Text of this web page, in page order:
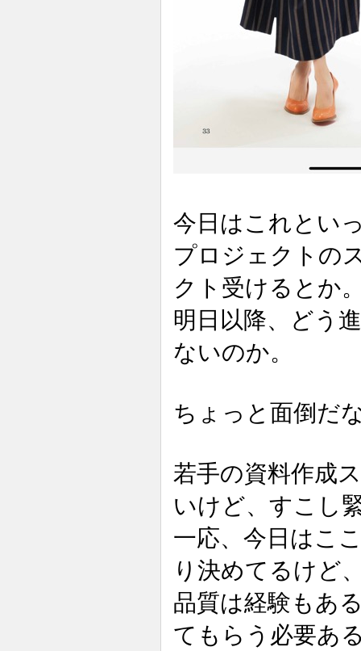
今日はこれとい
プロジェクトの
クト受けるとか
明日以降、どう
ないのか。
ちょっと面倒だ
若手の資料作成
いけど、すこし
一応、今日はこ
り決めてるけど
品質は経験もあ
てもらう必要あ